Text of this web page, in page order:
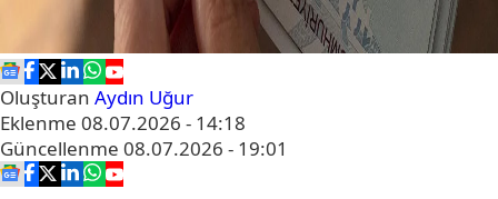
Oluşturan Aydın Uğur
Eklenme 08.07.2026 - 14:18
Güncellenme 08.07.2026 - 19:01